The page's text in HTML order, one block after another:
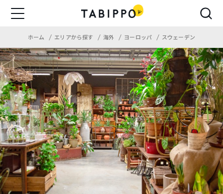
ホーム エリアから探す 海外 ヨーロッパ スウェーデン